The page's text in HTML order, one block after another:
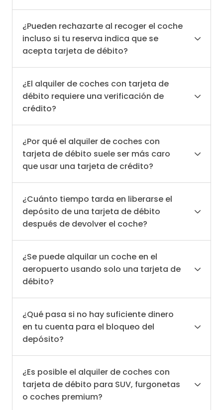
¿Pueden rechazarte al recoger el coche
incluso si tu reserva indica que se
acepta tarjeta de débito?
¿El alquiler de coches con tarjeta de
débito requiere una verificación de
crédito?
¿Por qué el alquiler de coches con
tarjeta de débito suele ser más caro
que usar una tarjeta de crédito?
¿Cuánto tiempo tarda en liberarse el
depósito de una tarjeta de débito
después de devolver el coche?
¿Se puede alquilar un coche en el
aeropuerto usando solo una tarjeta de
débito?
¿Qué pasa si no hay suficiente dinero
en tu cuenta para el bloqueo del
depósito?
¿Es posible el alquiler de coches con
tarjeta de débito para SUV, furgonetas
o coches premium?